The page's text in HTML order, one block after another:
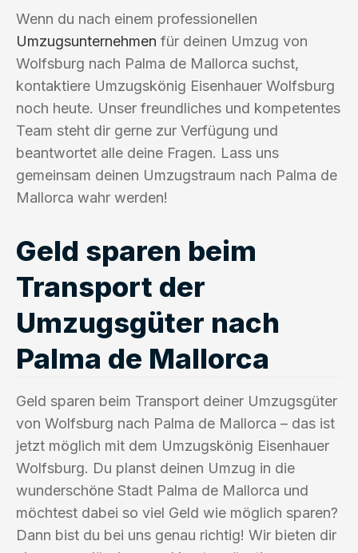
Wenn du nach einem professionellen
Umzugsunternehmen für deinen Umzug von
Wolfsburg nach Palma de Mallorca suchst,
kontaktiere Umzugskönig Eisenhauer Wolfsburg
noch heute. Unser freundliches und kompetentes
Team steht dir gerne zur Verfügung und
beantwortet alle deine Fragen. Lass uns
gemeinsam deinen Umzugstraum nach Palma de
Mallorca wahr werden!
Geld sparen beim
Transport der
Umzugsgüter nach
Palma de Mallorca
Geld sparen beim Transport deiner Umzugsgüter
von Wolfsburg nach Palma de Mallorca – das ist
jetzt möglich mit dem Umzugskönig Eisenhauer
Wolfsburg. Du planst deinen Umzug in die
wunderschöne Stadt Palma de Mallorca und
möchtest dabei so viel Geld wie möglich sparen?
Dann bist du bei uns genau richtig! Wir bieten dir